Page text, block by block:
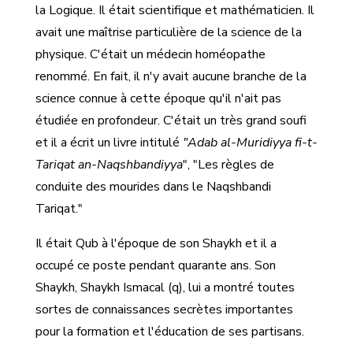
la Logique. Il était scientifique et mathématicien. Il
avait une maîtrise particulière de la science de la
physique. C'était un médecin homéopathe
renommé. En fait, il n'y avait aucune branche de la
science connue à cette époque qu'il n'ait pas
étudiée en profondeur. C'était un très grand soufi
et il a écrit un livre intitulé "Adab al-Muridiyya fi-t-
Tariqat an-Naqshbandiyya", "Les règles de
conduite des mourides dans le Naqshbandi
Tariqat."
Il était Qub à l'époque de son Shaykh et il a
occupé ce poste pendant quarante ans. Son
Shaykh, Shaykh Ismacal (q), lui a montré toutes
sortes de connaissances secrètes importantes
pour la formation et l'éducation de ses partisans.